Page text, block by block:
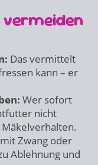
Das vermittelt
kann – er
Wer sofort
nicht
Zwang oder
Ablehnung und